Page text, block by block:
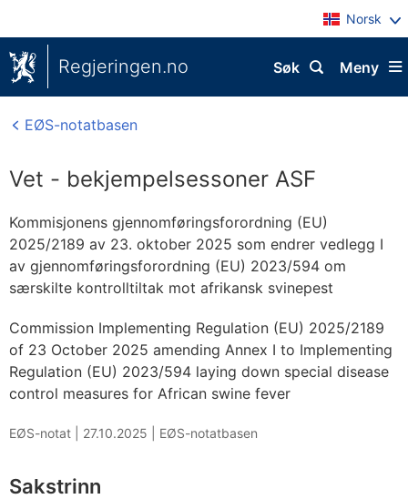
Norsk
Regjeringen.no Meny
Søk
EØS-notatbasen
Vet - bekjempelsessoner ASF
Kommisjonens gjennomføringsforordning (EU)
2025/2189 av 23. oktober 2025 som endrer vedlegg I
av gjennomføringsforordning (EU) 2023/594 om
særskilte kontrolltiltak mot afrikansk svinepest
Commission Implementing Regulation (EU) 2025/2189
of 23 October 2025 amending Annex I to Implementing
Regulation (EU) 2023/594 laying down special disease
control measures for African swine fever
EØS-notat | 27.10.2025 EØS-notatbasen
Sakstrinn